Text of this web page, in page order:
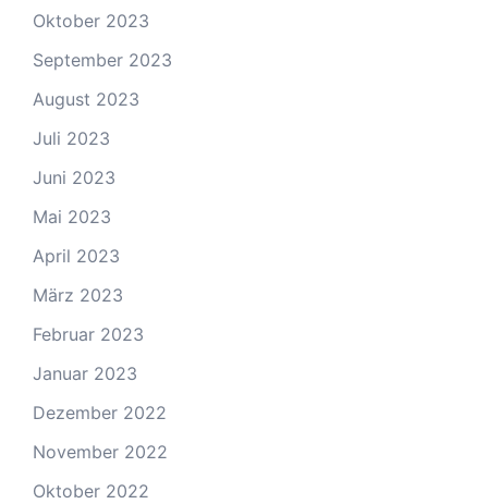
Oktober 2023
September 2023
August 2023
Juli 2023
Juni 2023
Mai 2023
April 2023
März 2023
Februar 2023
Januar 2023
Dezember 2022
November 2022
Oktober 2022